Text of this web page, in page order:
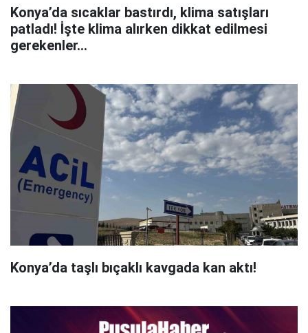
Konya’da sıcaklar bastırdı, klima satışları
patladı! İşte klima alırken dikkat edilmesi
gerekenler…
Konya’da taşlı bıçaklı kavgada kan aktı!